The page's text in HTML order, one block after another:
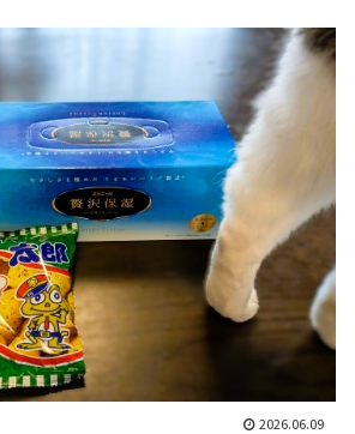
2026.06.09